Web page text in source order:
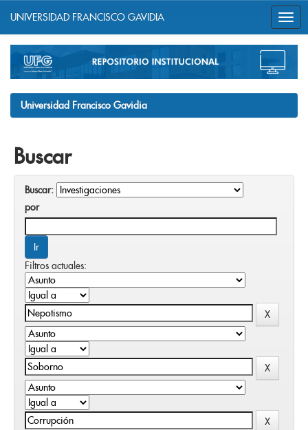
navigation
UNIVERSIDAD FRANCISCO GAVIDIA
Universidad Francisco Gavidia
Buscar
Buscar:
por
Filtros actuales: